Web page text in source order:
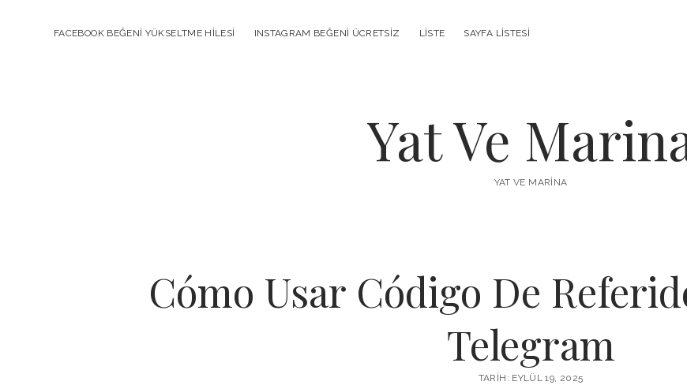
FACEBOOK BEĞENI YÜKSELTME HILESI INSTAGRAM BEĞENI ÜCRETSIZ LISTE SAYFA LISTESI
Yat Ve
YAT VE MARINA
Cómo Usar Código De
Telegram
TARIH: EYLÜL 19, 2025